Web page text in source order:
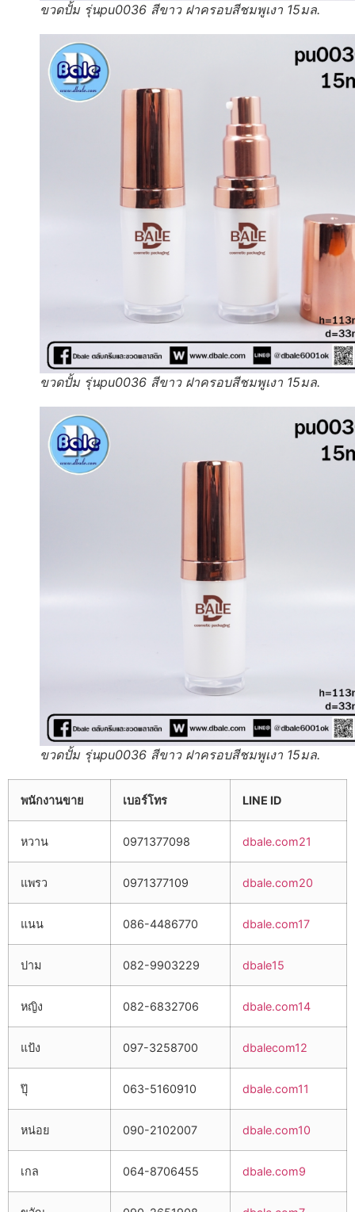
ขวดปั้ม รุ่นpu0036 สีขาว ฝาครอบสีชมพูเงา 15มล.
ขวดปั้ม รุ่นpu0036 สีขาว ฝาครอบสีชมพูเงา 15มล.
ขวดปั้ม รุ่นpu0036 สีขาว ฝาครอบสีชมพูเงา 15มล.
พนักงานขาย เบอร์โทร LINE ID
หวาน 0971377098 dbale.com21
แพรว 0971377109 dbale.com20
แนน 086-4486770 dbale.com17
ปาม 082-9903229 dbale15
หญิง 082-6832706 dbale.com14
แป้ง 097-3258700 dbalecom12
ปุ๊ 063-5160910 dbale.com11
หน่อย 090-2102007 dbale.com10
เกล 064-8706455 dbale.com9